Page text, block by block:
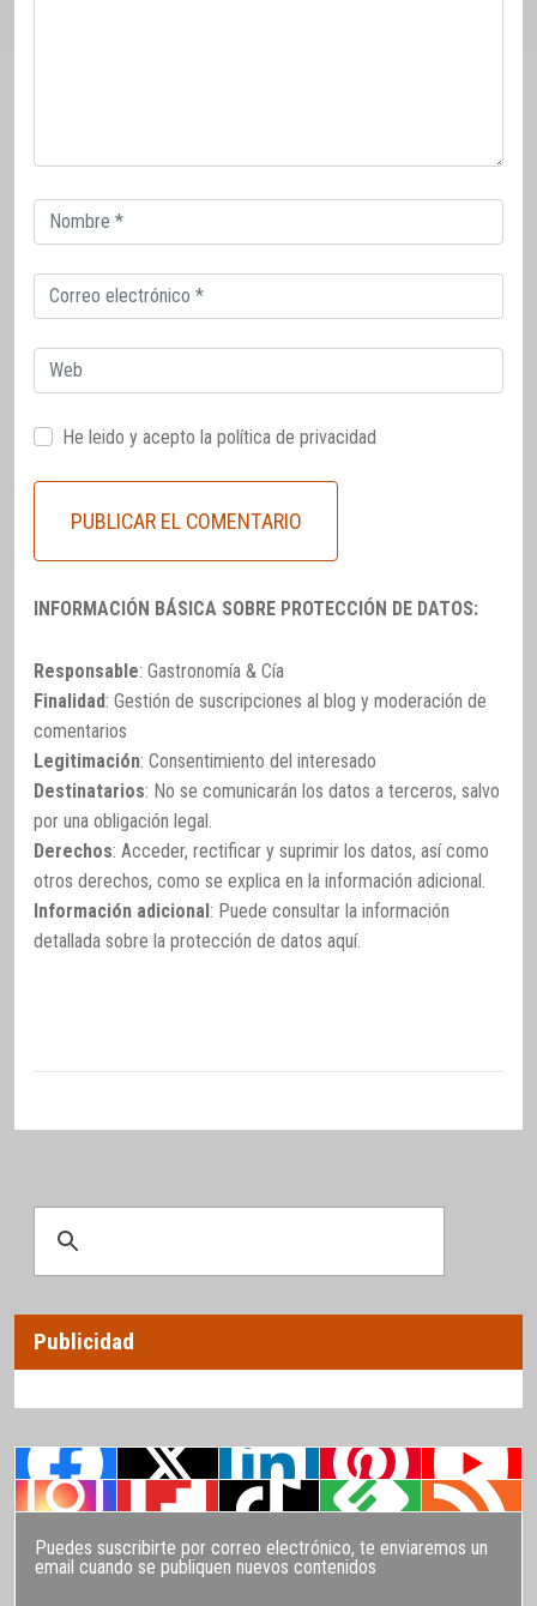
Correo
electrónico
Correo
electrónico
Web
He leido y acepto la política de privacidad
INFORMACIÓN BÁSICA SOBRE PROTECCIÓN DE DATOS:
Responsable: Gastronomía & Cía
Finalidad: Gestión de suscripciones al blog y moderación de
comentarios
Legitimación: Consentimiento del interesado
Destinatarios: No se comunicarán los datos a terceros, salvo
por una obligación legal.
Derechos: Acceder, rectificar y suprimir los datos, así como
otros derechos, como se explica en la información adicional.
Información adicional: Puede consultar la información
detallada sobre la protección de datos aquí.
Publicidad
Puedes suscribirte por correo electrónico, te enviaremos un
email cuando se publiquen nuevos contenidos